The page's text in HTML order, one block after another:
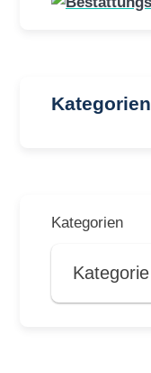
Kategorien
Kategorien